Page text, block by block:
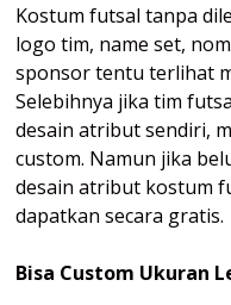
Kostum futsal tanpa
logo tim, name set,
sponsor tentu terlihat
Selebihnya jika tim
desain atribut sendiri,
custom. Namun jika
desain atribut kostum
dapatkan secara gratis.
Bisa Custom Ukuran